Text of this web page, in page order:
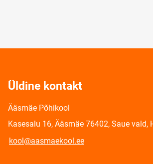
Üldine kontakt
Ääsmäe Põhikool
Kasesalu 16, Ääsmäe 76402, Saue vald,
kool@aasmaekool.ee